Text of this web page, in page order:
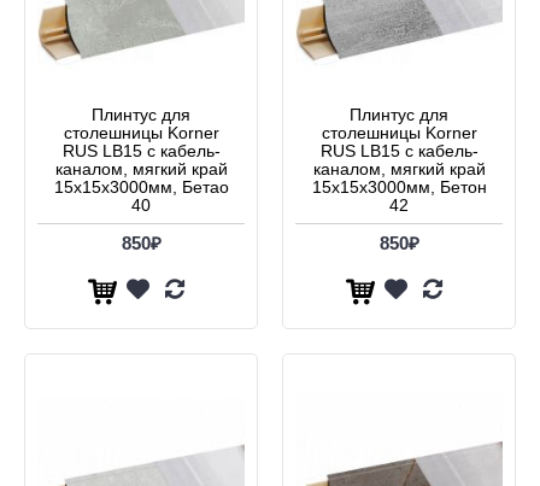
Плинтус для
столешницы Korner
RUS LB15 с кабель-
каналом, мягкий край
15х15x3000мм, Бетао
40
850₽
Плинтус для
столешницы Korner
RUS LB15 с кабель-
каналом, мягкий край
15х15x3000мм, Бетон
42
850₽